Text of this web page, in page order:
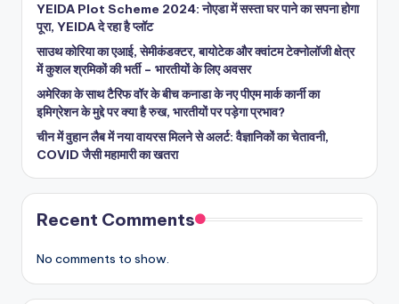
YEIDA Plot Scheme 2024: नोएडा में सस्ता घर पाने का सपना होगा
पूरा, YEIDA दे रहा है प्लॉट
साउथ कोरिया का एआई, सेमीकंडक्टर, बायोटेक और क्वांटम टेक्नोलॉजी क्षेत्र
में कुशल श्रमिकों की भर्ती – भारतीयों के लिए अवसर
अमेरिका के साथ टैरिफ वॉर के बीच कनाडा के नए पीएम मार्क कार्नी का
इमिग्रेशन के मुद्दे पर क्या है रुख, भारतीयों पर पड़ेगा प्रभाव?
चीन में वुहान लैब में नया वायरस मिलने से अलर्ट: वैज्ञानिकों का चेतावनी,
COVID जैसी महामारी का खतरा
Recent Comments
No comments to show.